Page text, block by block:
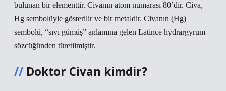
bulunan bir elementtir. Civanın atom numarası 80’dir. Civa,
Hg sembolüyle gösterilir ve bir metaldir. Civanın (Hg)
sembolü, “sıvı gümüş” anlamına gelen Latince hydrargyrum
sözcüğünden türetilmiştir.
Doktor Civan kimdir?